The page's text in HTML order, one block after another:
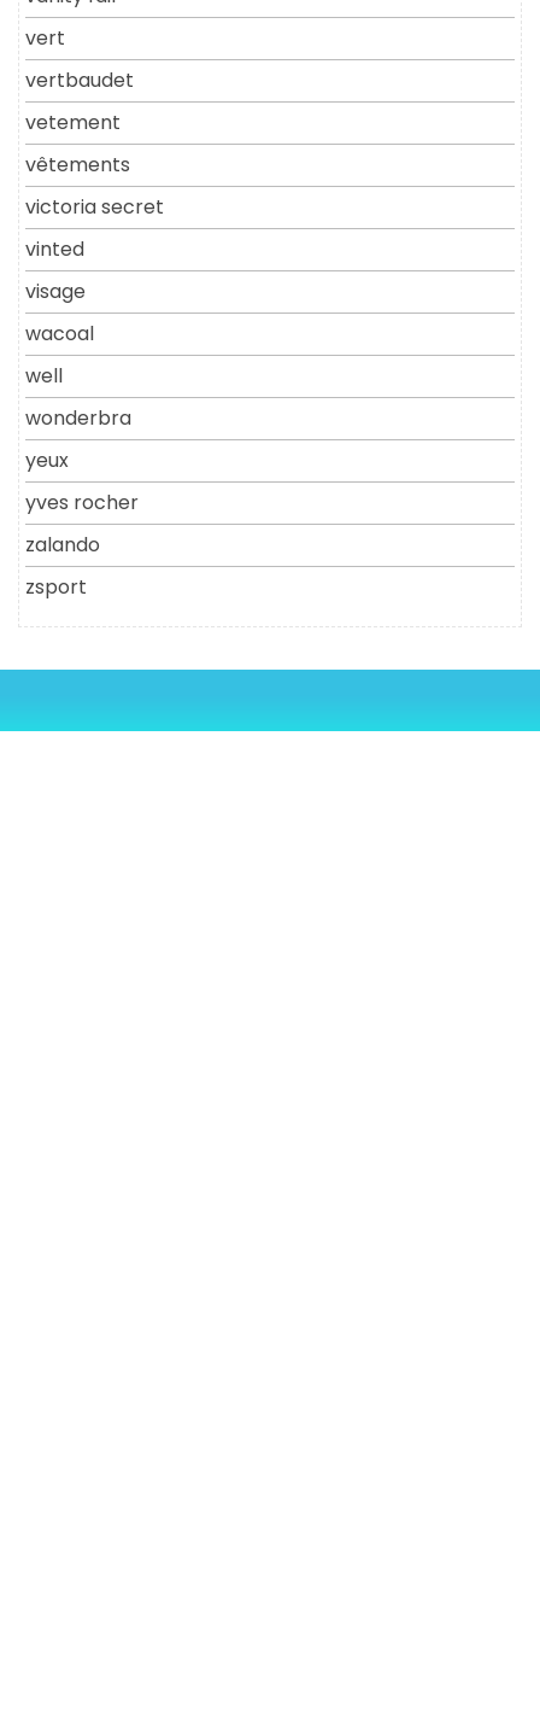
vert
vertbaudet
vetement
vêtements
victoria secret
vinted
visage
wacoal
well
wonderbra
yeux
yves rocher
zalando
zsport